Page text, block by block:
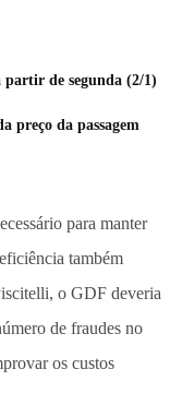
de segunda (2/1)
preço da passagem
para manter
também
o GDF deveria
de fraudes no
os custos